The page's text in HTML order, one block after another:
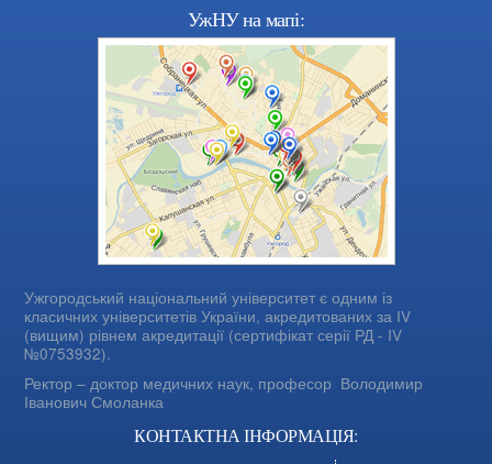
УжНУ на мапі:
Ужгородський національний університет є одним із
класичних університетів України, акредитованих за IV
(вищим) рівнем акредитації (сертифікат серії РД - IV
№0753932).
Ректор – доктор медичних наук, професор Володимир
Іванович Смоланка
КОНТАКТНА ІНФОРМАЦІЯ: